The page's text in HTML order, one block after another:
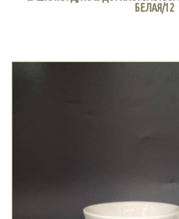
БЕЛАЯ/12